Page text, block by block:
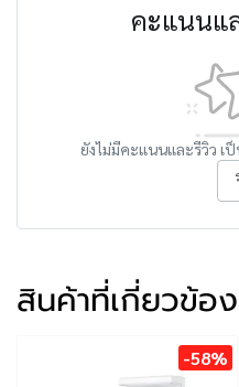
คะแนนแ
ยังไม่มีคะแนนและรีวิว เ
สินค้าที่เกี่ยวข้อง
-58%